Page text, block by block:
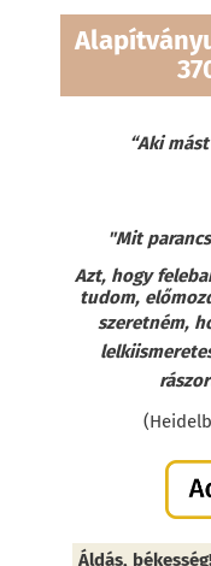
“Aki
"Mit
Azt, hogy
tudom,
szeretném,
Áldás, békesség!